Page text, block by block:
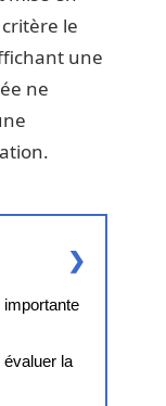
le
une
ne
importante
la